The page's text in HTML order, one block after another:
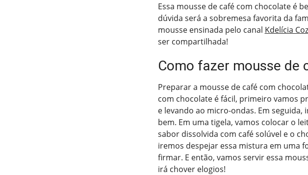
Essa mousse de café com chocolate é
dúvida será a sobremesa favorita da
mousse ensinada pelo canal Kdelícia
ser compartilhada!
Como fazer mousse de
Preparar a mousse de café com
com chocolate é fácil, primeiro vamos
e levando ao micro-ondas. Em
bem. Em uma tigela, vamos colocar o
sabor dissolvida com café solúvel e o
iremos despejar essa mistura em uma
firmar. E então, vamos servir essa
irá chover elogios!